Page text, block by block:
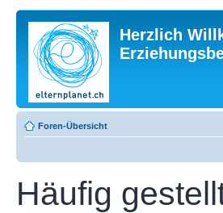
Herzlich
Foren-Übersicht
Häufig